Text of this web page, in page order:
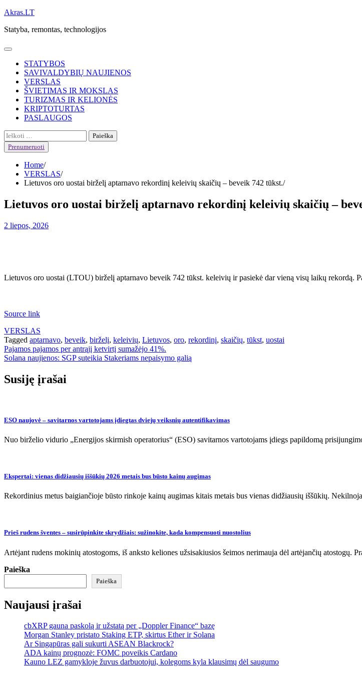
Skip
content
Akras.LT
Statyba, remontas, technologijos
STATYBOS
SAVIVALDYBIŲ NAUJIENOS
VERSLAS
ŠVIETIMAS IR MOKSLAS
TURIZMAS IR KELIONĖS
KRIPTOTURTAS
PASLAUGOS
Ieškoti:
Prenumeruoti
Home
VERSLAS
Lietuvos oro uostai birželį aptarnavo rekordinį keleivių skaičių – beveik 742 tūkst.
Lietuvos oro uostai birželį aptarnavo rekordinį keleivių skaičių –
2 liepos, 2026
Lietuvos oro uostai (LTOU) birželį aptarnavo beveik 742 tūkst. keleivių ir pasiekė dar vieną visų laikų rekordą.
Source link
VERSLAS
Tagged aptarnavo, beveik, birželį, keleivių, Lietuvos, oro, rekordinį, skaičių, tūkst, uostai
Navigacija
tarp
įrašų
Pajamos pajamos per antrąjį ketvirtį sumažėjo 41%.
Solana naujienos: SGP suteikia Stakeriams nepaisymo galią
Susiję įrašai
ESO naujovė – savitarnos vartotojams įdiegtas dviejų veiksnių autentifikavimas
Nuo birželio vidurio „Energijos skirmish operatorius“ (ESO) savitarnos vartotojams įdiegs papildomą
Ekspertai: vienas didžiausių iššūkių 2026 metais bus būsto kainų augimas
Rekordinius metus baigiančioje būsto rinkoje kainų augimas kitais metais bus vienas didžiausių iššūkių.
Prieš rudens šventes – susirūpinkite skrydžiais: sužinokite, kada kompensuoti nuostolius
Artėjant rudens mokinių atostogoms, iš anksto keliones užsisakiusios šeimos nerimauja dėl artėjančių atostogų.
Paieška
Paieška
Naujausi įrašai
cbXRP gauna paskolą ir užstatą per „Doppler Finance“ bazę
Morgan Stanley pristato Staking ETP, skirtus Ether ir Solana
Ar Singapūras gali sukurti ASEAN Blackrock?
ADA kainų prognozė: FOMC poveikis Cardano
Kauno LEZ gamykloje žuvus darbuotojui, kolegoms kyla klausimų dėl saugumo